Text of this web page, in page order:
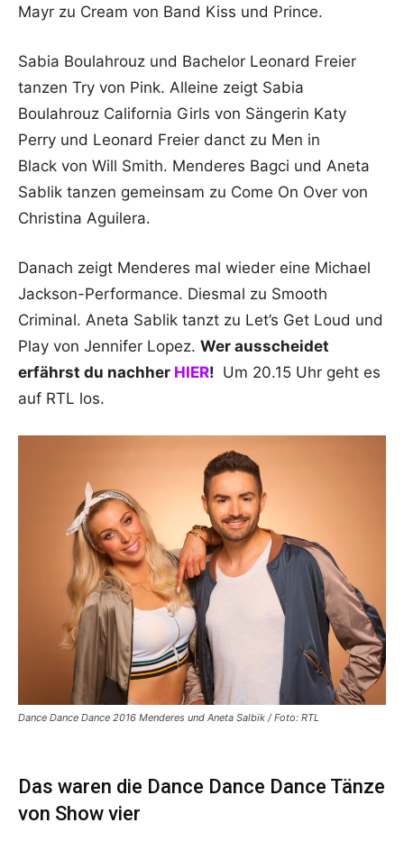
Mayr zu Cream von Band Kiss und Prince.
Sabia Boulahrouz und Bachelor Leonard Freier
tanzen Try von Pink. Alleine zeigt Sabia
Boulahrouz California Girls von Sängerin Katy
Perry und Leonard Freier danct zu Men in
Black von Will Smith. Menderes Bagci und Aneta
Sablik tanzen gemeinsam zu Come On Over von
Christina Aguilera.
Danach zeigt Menderes mal wieder eine Michael
Jackson-Performance. Diesmal zu Smooth
Criminal. Aneta Sablik tanzt zu Let’s Get Loud und
Play von Jennifer Lopez. Wer ausscheidet
erfährst du nachher HIER! Um 20.15 Uhr geht es
auf RTL los.
Dance Dance Dance 2016 Menderes und Aneta Salbik / Foto: RTL
Das waren die Dance Dance Dance Tänze
von Show vier